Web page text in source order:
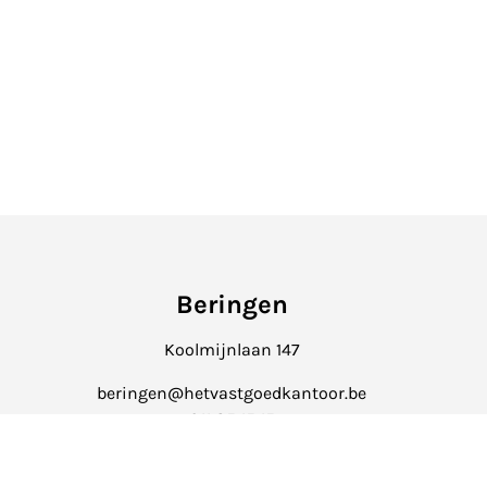
Beringen
Koolmijnlaan 147
beringen@hetvastgoedkantoor.be
011 85 15 15